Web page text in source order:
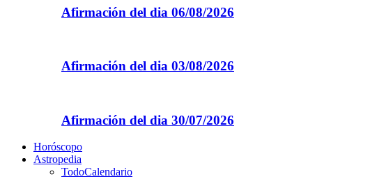
Afirmación del dia 06/08/2026
Afirmación del dia 03/08/2026
Afirmación del dia 30/07/2026
Horóscopo
Astropedia
TodoCalendario